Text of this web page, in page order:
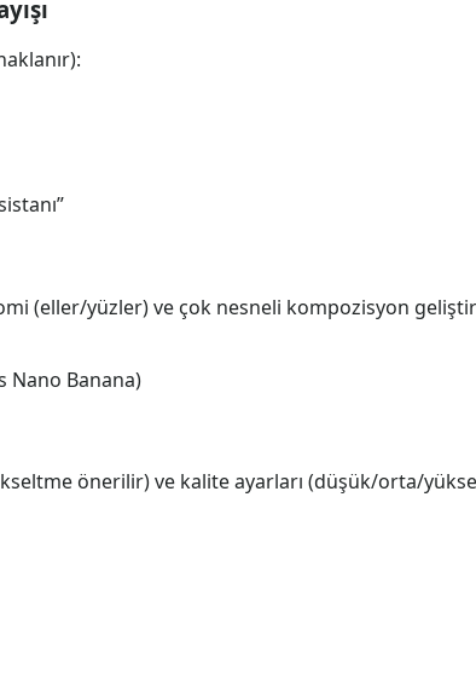
(eller/yüzler) ve çok nesneli kompozisyon
Nano Banana)
önerilir) ve kalite ayarları (düşük/orta/